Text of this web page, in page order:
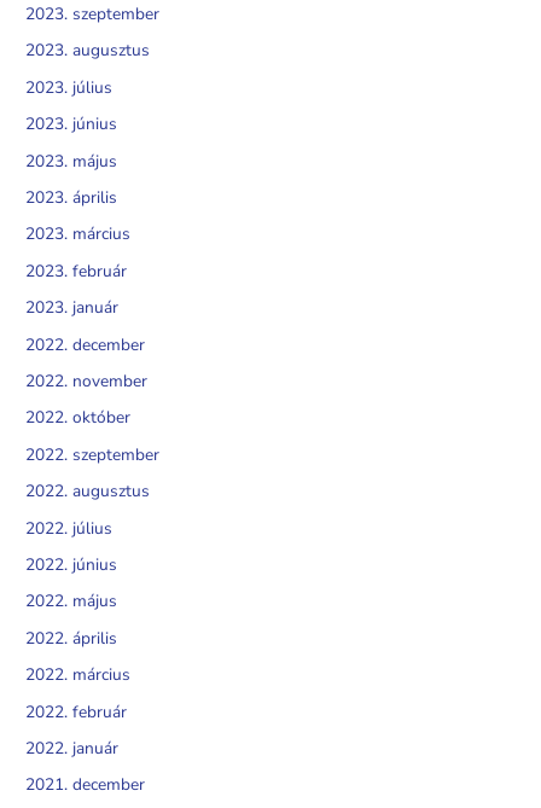
2023. szeptember
2023. augusztus
2023. július
2023. június
2023. május
2023. április
2023. március
2023. február
2023. január
2022. december
2022. november
2022. október
2022. szeptember
2022. augusztus
2022. július
2022. június
2022. május
2022. április
2022. március
2022. február
2022. január
2021. december